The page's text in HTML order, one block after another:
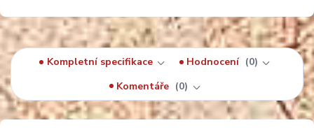
Kompletní specifikace Hodnocení
0
Komentáře
0